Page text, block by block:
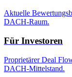
Aktuelle
DACH-Raum.
Für Investoren
Proprietärer Deal
DACH-Mittelstand.